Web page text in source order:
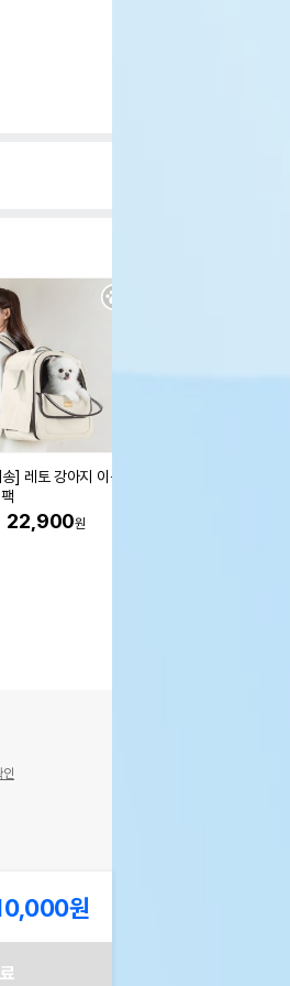
] 레토 강아지 이동
22,900원
원
인